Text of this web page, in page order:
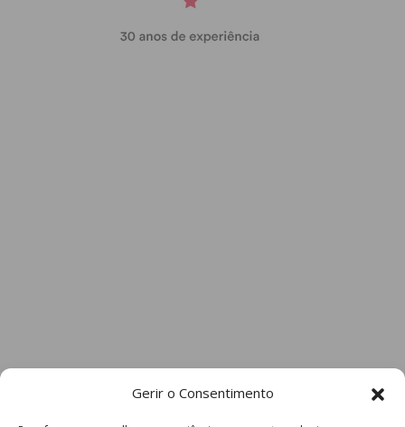
Gerir o Consentimento